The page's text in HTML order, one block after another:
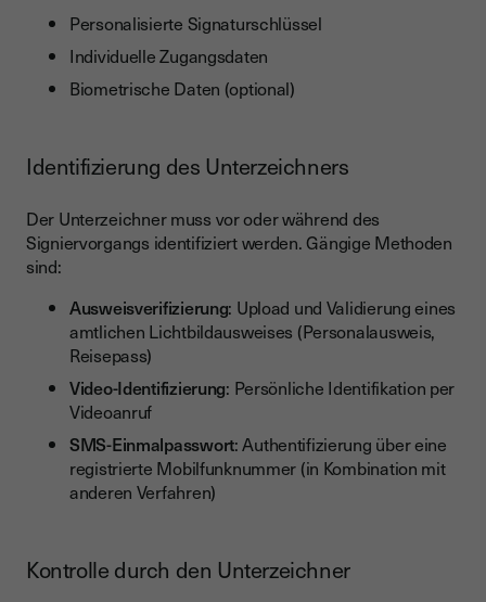
Personalisierte Signaturschlüssel
Individuelle Zugangsdaten
Biometrische Daten (optional)
Identifizierung des Unterzeichners
Der Unterzeichner muss vor oder während des
Signiervorgangs identifiziert werden. Gängige Methoden
sind:
Ausweisverifizierung: Upload und Validierung eines
amtlichen Lichtbildausweises (Personalausweis,
Reisepass)
Video-Identifizierung: Persönliche Identifikation per
Videoanruf
SMS-Einmalpasswort: Authentifizierung über eine
registrierte Mobilfunknummer (in Kombination mit
anderen Verfahren)
Kontrolle durch den Unterzeichner